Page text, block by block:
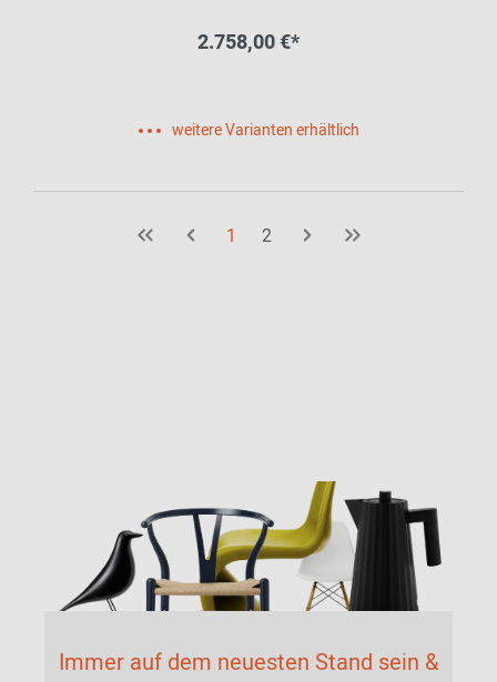
2.758,00 €*
weitere Varianten erhältlich
1 2
Immer auf dem neuesten Stand sein &